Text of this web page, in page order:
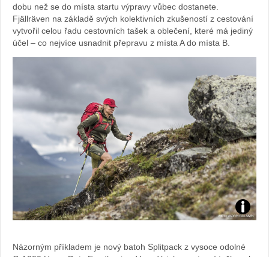
webu
dobu než se do místa startu výpravy vůbec dostanete.
Fjällräven na základě svých kolektivních zkušeností z cestování
vytvořil celou řadu cestovních tašek a oblečení, které má jediný
účel – co nejvíce usnadnit přepravu z místa A do místa B.
Foto:
Názorným příkladem je nový batoh Splitpack z vysoce odolné